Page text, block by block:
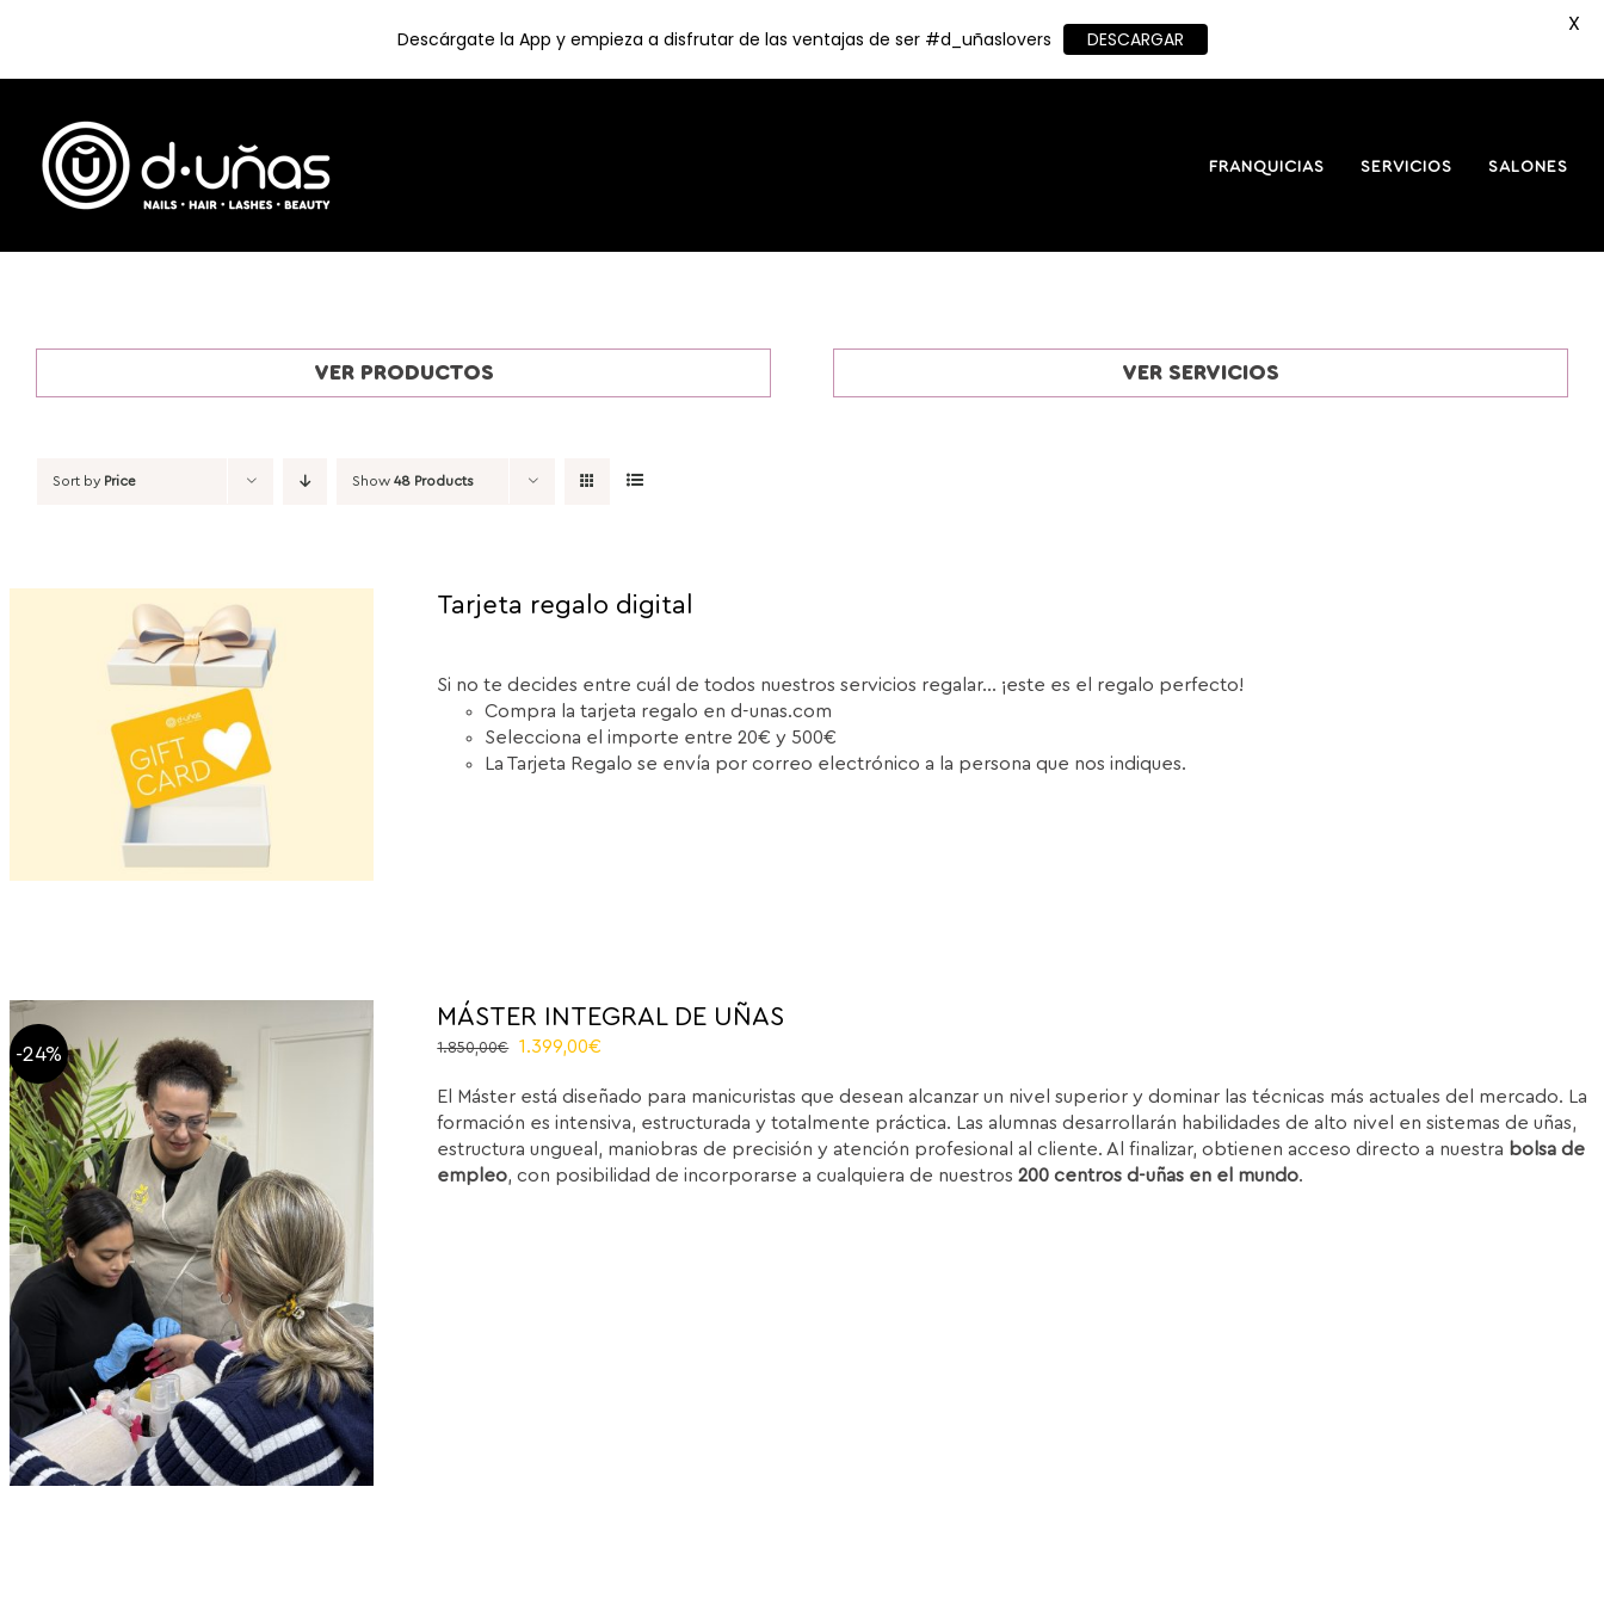
content
FRANQUICIAS SERVICIOS SALONES
VER PRODUCTOS VER SERVICIOS
Sort by Price Show 48 Products
Tarjeta regalo digital
Si no te decides entre cuál de todos nuestros servicios regalar... ¡este es el regalo perfecto!
Compra la tarjeta regalo en d-unas.com
Selecciona el importe entre 20€ y 500€
La Tarjeta Regalo se envía por correo electrónico a la persona que nos indiques.
-24%
MÁSTER INTEGRAL DE UÑAS
1.850,00€
Original
was:
1.850,00€.
1.399,00€
is:
1.399,00€.
El Máster está diseñado para manicuristas que desean alcanzar un nivel superior y dominar las técnicas más actuales del mercado. La
formación es intensiva, estructurada y totalmente práctica. Las alumnas desarrollarán habilidades de alto nivel en sistemas de uñas,
estructura ungueal, maniobras de precisión y atención profesional al cliente. Al finalizar, obtienen acceso directo a nuestra bolsa de
empleo, con posibilidad de incorporarse a cualquiera de nuestros200 centros d-uñas en el mundo.
Descárgate la App y empieza a disfrutar de las ventajas de ser #d_uñaslovers DESCARGAR
X